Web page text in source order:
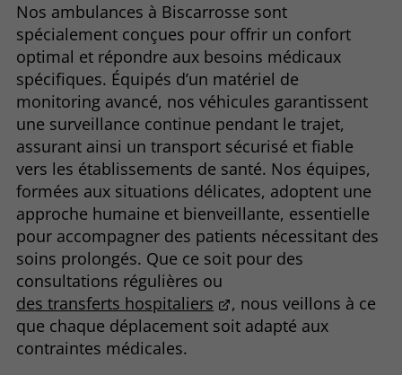
Nos ambulances à Biscarrosse sont
spécialement conçues pour offrir un confort
optimal et répondre aux besoins médicaux
spécifiques. Équipés d’un matériel de
monitoring avancé, nos véhicules garantissent
une surveillance continue pendant le trajet,
assurant ainsi un transport sécurisé et fiable
vers les établissements de santé. Nos équipes,
formées aux situations délicates, adoptent une
approche humaine et bienveillante, essentielle
pour accompagner des patients nécessitant des
soins prolongés. Que ce soit pour des
consultations régulières ou
des transferts hospitaliers
, nous veillons à ce
que chaque déplacement soit adapté aux
contraintes médicales.